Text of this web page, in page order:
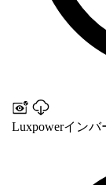
Luxpowerインバ